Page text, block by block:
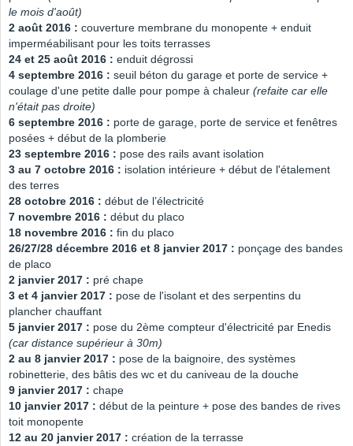
le mois d'août)
2 août 2016 : couverture membrane du monopente + enduit
imperméabilisant pour les toits terrasses
24 et 25 août 2016 : enduit dégrossi
4 septembre 2016 : seuil béton du garage et porte de service +
coulage d'une petite dalle pour pompe à chaleur (refaite car elle
n'était pas droite)
6 septembre 2016 : porte de garage, porte de service et fenêtres
posées + début de la plomberie
23 septembre 2016 : pose des rails avant isolation
3 au 7 octobre 2016 : isolation intérieure + début de l'étalement
des terres
28 octobre 2016 : début de l’électricité
7 novembre 2016 : début du placo
18 novembre 2016 : fin du placo
26/27/28 décembre 2016 et 8 janvier 2017 : ponçage des bandes
de placo
2 janvier 2017 : pré chape
3 et 4 janvier 2017 : pose de l'isolant et des serpentins du
plancher chauffant
5 janvier 2017 : pose du 2ème compteur d'électricité par Enedis
(car distance supérieur à 30m)
2 au 8 janvier 2017 : pose de la baignoire, des systèmes
robinetterie, des bâtis des wc et du caniveau de la douche
9 janvier 2017 : chape
10 janvier 2017 : début de la peinture + pose des bandes de rives
toit monopente
12 au 20 janvier 2017 : création de la terrasse